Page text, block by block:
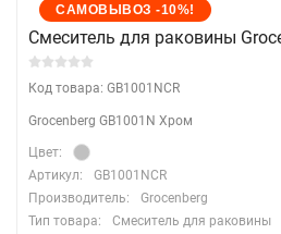
САМОВЫВОЗ -10%!
Cмеситель для раковины
Код товара: GB1001NCR
Grocenberg GB1001N Хром
Цвет:
Артикул:
GB1001NCR
Производитель:
Grocenberg
Тип товара:
Смеситель для раковины